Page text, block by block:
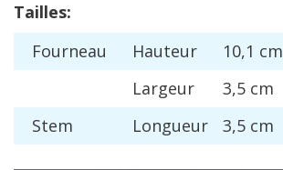
Tailles:
Fourneau
Hauteur 10,1 cm
Largeur
3,5 cm
Stem
Longueur 3,5 cm